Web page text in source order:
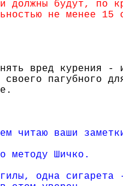
должны будут, по
не менее
вред курения -
своего пагубного
читаю ваши
методу Шичко.
одна